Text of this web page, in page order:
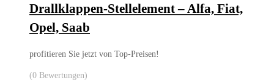
Drallklappen-Stellelement – Alfa, Fiat,
Opel, Saab
profitieren Sie jetzt von Top-Preisen!
(0 Bewertungen)